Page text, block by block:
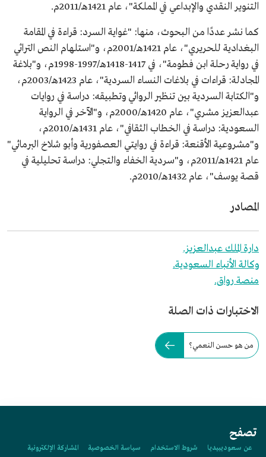
التنوير النقدي والإبداعي في المملكة"، عام 1421هـ/2011م.
كما نشر عددًا من البحوث، منها: "غواية السرد: قراءة في المقامة
البغدادية للحريري"، عام 1421هـ/2001م، و"استلهام النص التراثي
في رواية رحلة ابن فطومة"، في 1417-1418هـ/1997-1998م، و"بلاغة
المجادلة: قراءات في بلاغات النساء السردية"، عام 1423هـ/2003م،
و"الكتابة السردية بين تنظير الروائي وتطبيقه: دراسة في روايات
عبدالعزيز مشري"، عام 1420هـ/2000م، و"الآخر في الرواية
السعودية: دراسة في الخطاب الثقافي"، عام 1431هـ/2010م،
و"مشروعية الأقنعة: قراءة في روايتي العصفورية وأبو شلاخ البرمائي"
عام 1421هـ/2011م، و"سردية الخفاء والتجلي: دراسة تحليلية في
قصة يوسف"، عام 1432هـ/2010م.
المصادر
دارة الملك عبدالعزيز.
وكالة الأنباء السعودية.
منصة رواق.
الاختبارات ذات الصلة
من هو حسن النعمي؟
تصفح
عن سعوديبيديا شروط الاستخدام سياسة الخصوصية
المشاركة الإلكترونية